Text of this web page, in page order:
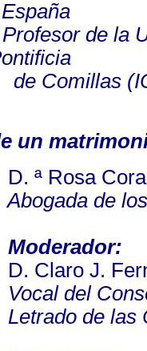
la
de Comillas
un
Corazón
los
las